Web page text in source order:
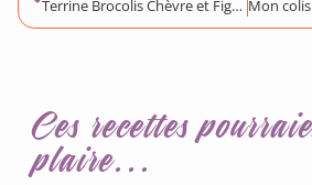
Terrine Brocolis Chèvre et Figues sèches sans gluten de Lavande L&P
Ces recettes
plaire...